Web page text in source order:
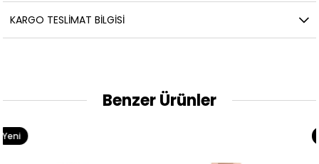
KARGO TESLIMAT BILGISI
Benzer Ürünler